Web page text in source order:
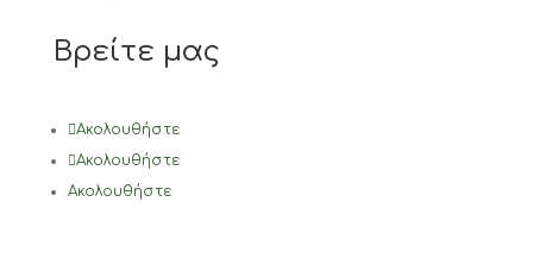
Βρείτε μας
Ακολουθήστε
Ακολουθήστε
Ακολουθήστε